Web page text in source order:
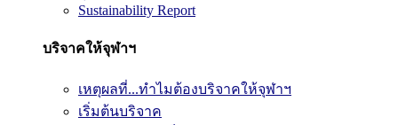
Sustainability Report
บริจาคให้จุฬาฯ
เหตุผลที่...ทำไมต้องบริจาคให้จุฬาฯ
เริ่มต้นบริจาค